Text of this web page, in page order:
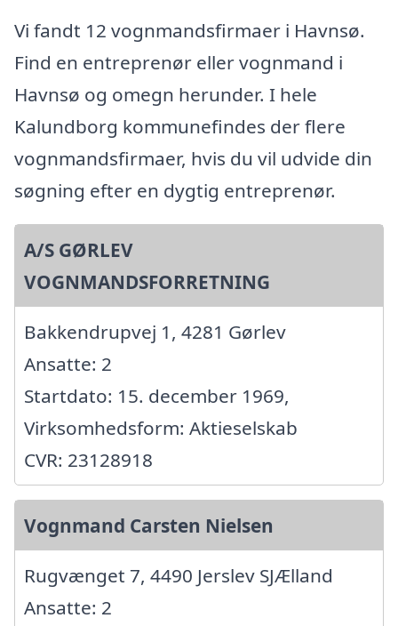
Vi fandt 12 vognmandsfirmaer i Havnsø.
Find en entreprenør eller vognmand i
Havnsø og omegn herunder. I hele
Kalundborg kommunefindes der flere
vognmandsfirmaer, hvis du vil udvide din
søgning efter en dygtig entreprenør.
A/S GØRLEV
VOGNMANDSFORRETNING
Bakkendrupvej 1, 4281 Gørlev
Ansatte: 2
Startdato: 15. december 1969,
Virksomhedsform: Aktieselskab
CVR: 23128918
Vognmand Carsten Nielsen
Rugvænget 7, 4490 Jerslev SJÆlland
Ansatte: 2